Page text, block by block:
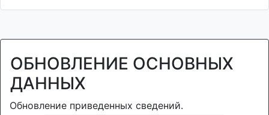
ОБНОВЛЕНИЕ ОСНОВНЫХ
ДАННЫХ
Обновление приведенных сведений.